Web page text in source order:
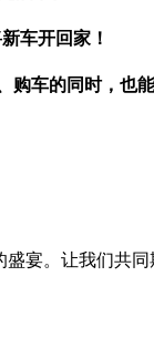
新车开回家！
购车的同时，也
宴。让我们共同